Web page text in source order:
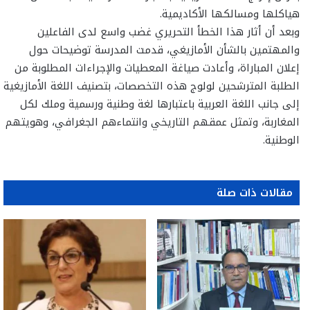
هياكلها ومسالكها الأكاديمية.
وبعد أن أثار هذا الخطأ التحريري غضب واسع لدى الفاعلين
والمهتمين بالشأن الأمازيغي، قدمت المدرسة توضیحات حول
إعلان المباراة، وأعادت صياغة المعطيات والإجراءات المطلوبة من
الطلبة المترشحين لولوج هذه التخصصات، بتصنيف اللغة الأمازيغية
إلى جانب اللغة العربية باعتبارها لغة وطنية ورسمية وملك لكل
المغاربة، وتمثل عمقهم التاريخي وانتماءهم الجغرافي، وهويتهم
الوطنية.
مقالات ذات صلة